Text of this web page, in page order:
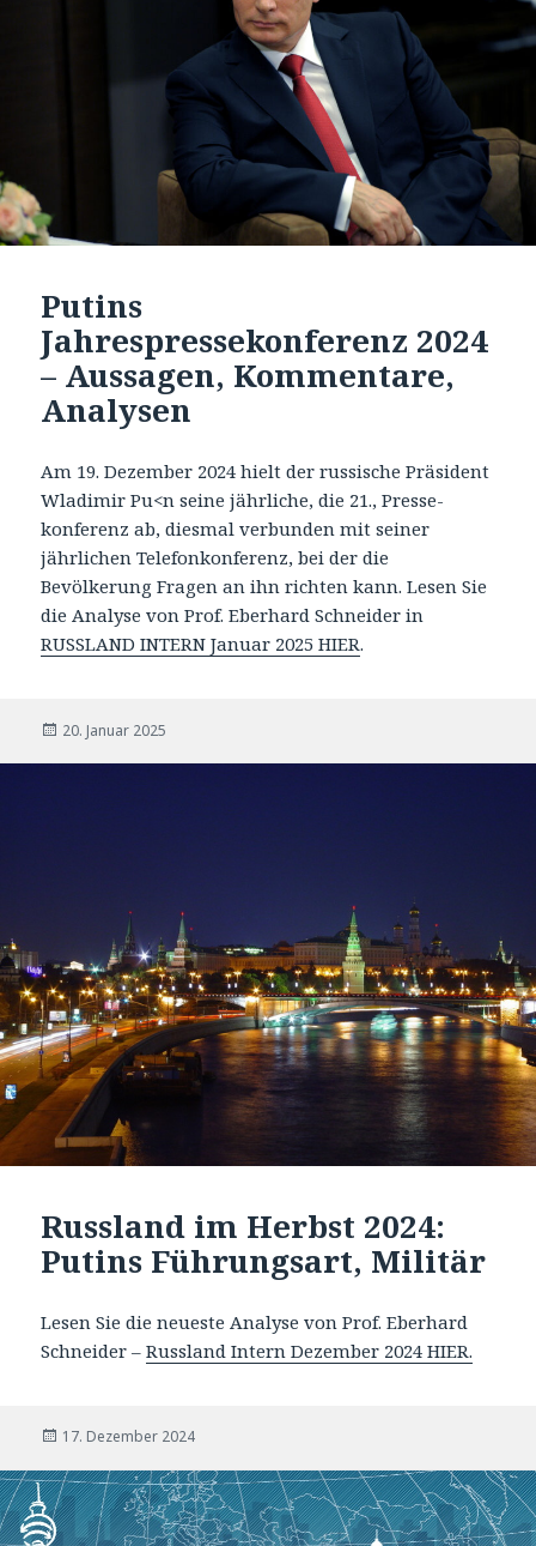
Putins
Jahrespressekonferenz 2024
– Aussagen, Kommentare,
Analysen
Am 19. Dezember 2024 hielt der russische Präsident
Wladimir Pu<n seine jährliche, die 21., Presse-
konferenz ab, diesmal verbunden mit seiner
jährlichen Telefonkonferenz, bei der die
Bevölkerung Fragen an ihn richten kann. Lesen Sie
die Analyse von Prof. Eberhard Schneider in
RUSSLAND INTERN Januar 2025 HIER.
Veröffentlicht
20. Januar 2025
Russland im Herbst 2024:
Putins Führungsart, Militär
Lesen Sie die neueste Analyse von Prof. Eberhard
Schneider –Russland Intern Dezember 2024 HIER.
Veröffentlicht
17. Dezember 2024